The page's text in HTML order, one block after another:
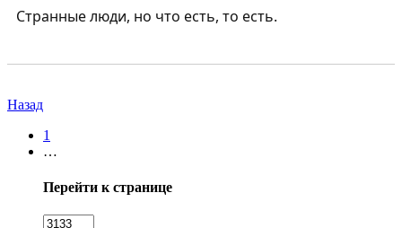
Странные люди, но что есть, то есть.
Назад
1
…
Перейти к странице